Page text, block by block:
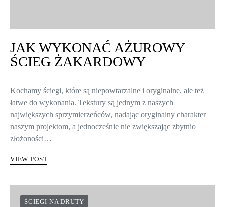
JAK WYKONAĆ AŻUROWY
ŚCIEG ŻAKARDOWY
Kochamy ściegi, które są niepowtarzalne i oryginalne, ale też
łatwe do wykonania. Tekstury są jednym z naszych
największych sprzymierzeńców, nadając oryginalny charakter
naszym projektom, a jednocześnie nie zwiększając zbytnio
złożoności…
VIEW POST
ŚCIEGI NA DRUTY